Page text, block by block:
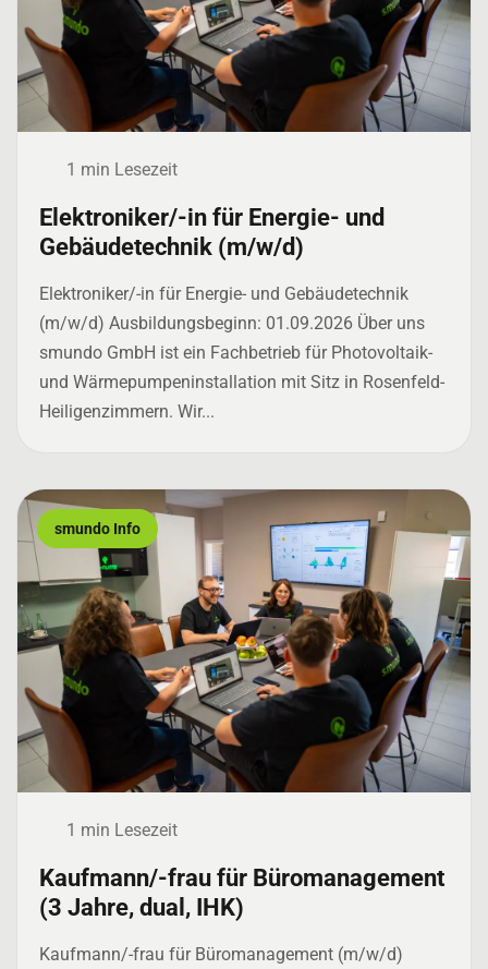
1 min Lesezeit
Elektroniker/-in für Energie- und
Gebäudetechnik (m/w/d)
Elektroniker/-in für Energie- und Gebäudetechnik
(m/w/d) Ausbildungsbeginn: 01.09.2026 Über uns
smundo GmbH ist ein Fachbetrieb für Photovoltaik-
und Wärmepumpeninstallation mit Sitz in Rosenfeld-
Heiligenzimmern. Wir...
smundo Info
1 min Lesezeit
Kaufmann/-frau für Büromanagement
(3 Jahre, dual, IHK)
Kaufmann/-frau für Büromanagement (m/w/d)